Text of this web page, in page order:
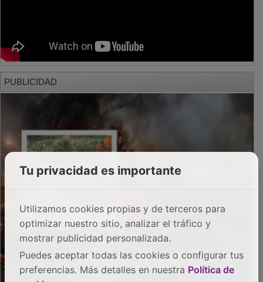
Tu privacidad es importante
Utilizamos cookies propias y de terceros para
optimizar nuestro sitio, analizar el tráfico y
mostrar publicidad personalizada.
Puedes aceptar todas las cookies o configurar tus
preferencias. Más detalles en nuestra Política de